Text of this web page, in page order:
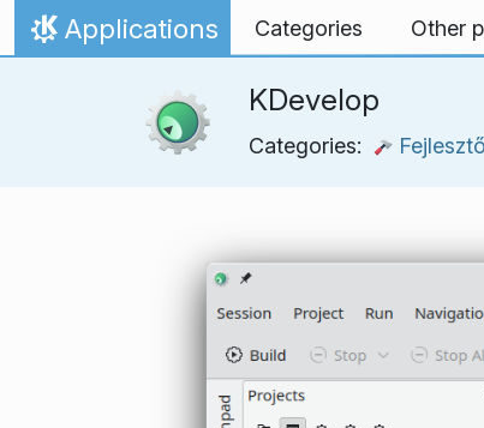
Ugrás a tartalomhoz
Kezdőlap
Applications Categories Other
KDevelop
Categories: